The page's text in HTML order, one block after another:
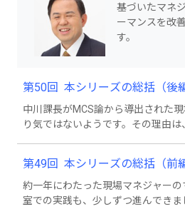
基づいたマネ
ーマンスを改
す。
第50回 本シリーズの総括（後
中川課長がMCS論から導出された
り気ではないようです。その理由
第49回 本シリーズの総括（前
約一年にわたった現場マネジャー
室での実践も、少しずつ進んでき